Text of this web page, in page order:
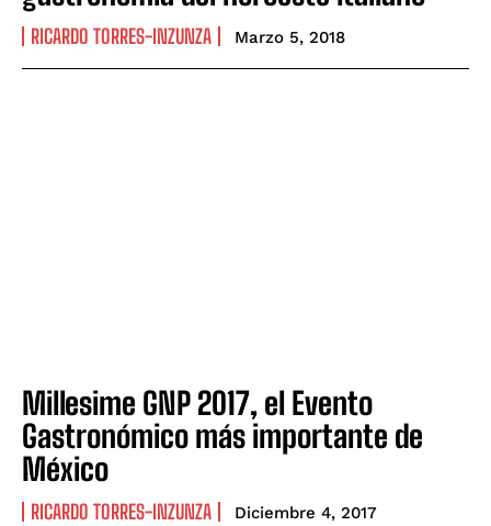
RICARDO TORRES-INZUNZA Marzo 5, 2018
Millesime GNP 2017, el Evento
Gastronómico más importante de
México
RICARDO TORRES-INZUNZA Diciembre 4, 2017